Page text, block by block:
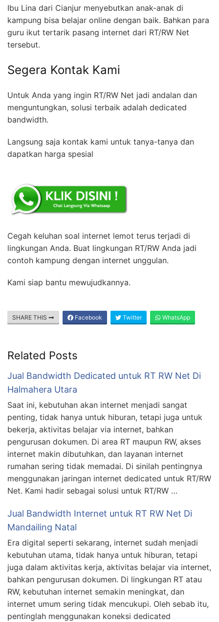
Ibu Lina dari Cianjur menyebutkan anak-anak di
kampung bisa belajar online dengan baik. Bahkan para
guru ikut tertarik pasang internet dari RT/RW Net
tersebut.
Segera Kontak Kami
Untuk Anda yang ingin RT/RW Net jadi andalan dan
menguntungkan, solusi terbaik adalah dedicated
bandwidth.
Langsung saja kontak kami untuk tanya-tanya dan
dapatkan harga spesial
Cegah keluhan soal internet lemot terus terjadi di
lingkungan Anda. Buat lingkungan RT/RW Anda jadi
contoh kampung dengan internet unggulan.
Kami siap bantu mewujudkannya.
SHARE THIS Facebook Twitter WhatsApp
Related Posts
Jual Bandwidth Dedicated untuk RT RW Net Di
Halmahera Utara
Saat ini, kebutuhan akan internet menjadi sangat
penting, tidak hanya untuk hiburan, tetapi juga untuk
bekerja, aktivitas belajar via internet, bahkan
pengurusan dokumen. Di area RT maupun RW, akses
internet makin dibutuhkan, dan layanan internet
rumahan sering tidak memadai. Di sinilah pentingnya
menggunakan jaringan internet dedicated untuk RT/RW
Net. Kami hadir sebagai solusi untuk RT/RW …
Jual Bandwidth Internet untuk RT RW Net Di
Mandailing Natal
Era digital seperti sekarang, internet sudah menjadi
kebutuhan utama, tidak hanya untuk hiburan, tetapi
juga dalam aktivitas kerja, aktivitas belajar via internet,
bahkan pengurusan dokumen. Di lingkungan RT atau
RW, kebutuhan internet semakin meningkat, dan
internet umum sering tidak mencukupi. Oleh sebab itu,
pentinglah menggunakan koneksi dedicated